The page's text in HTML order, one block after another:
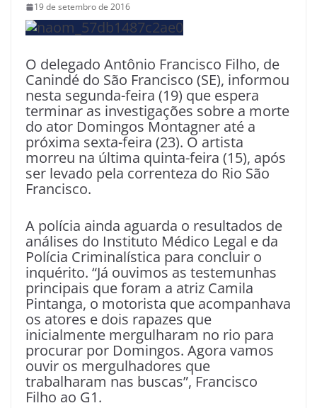
19 de setembro de 2016
O delegado Antônio Francisco Filho, de
Canindé do São Francisco (SE), informou
nesta segunda-feira (19) que espera
terminar as investigações sobre a morte
do ator Domingos Montagner até a
próxima sexta-feira (23). O artista
morreu na última quinta-feira (15), após
ser levado pela correnteza do Rio São
Francisco.
A polícia ainda aguarda o resultados de
análises do Instituto Médico Legal e da
Polícia Criminalística para concluir o
inquérito. “Já ouvimos as testemunhas
principais que foram a atriz Camila
Pintanga, o motorista que acompanhava
os atores e dois rapazes que
inicialmente mergulharam no rio para
procurar por Domingos. Agora vamos
ouvir os mergulhadores que
trabalharam nas buscas”, Francisco
Filho ao G1.